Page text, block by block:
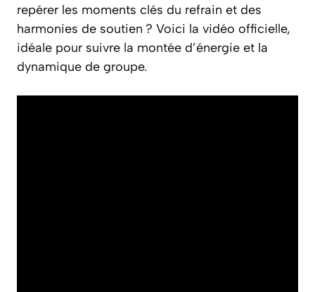
repérer les moments clés du refrain et des
harmonies de soutien ? Voici la vidéo officielle,
idéale pour suivre la montée d’énergie et la
dynamique de groupe.